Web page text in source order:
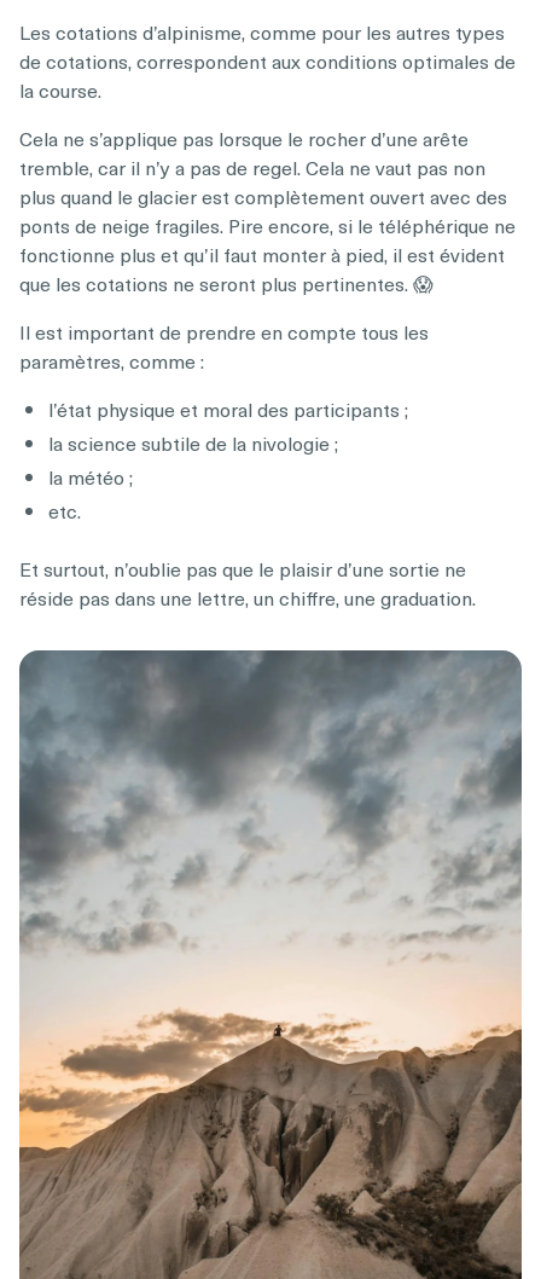
Les cotations d’alpinisme, comme pour les autres types
de cotations, correspondent aux conditions optimales de
la course.
Cela ne s’applique pas lorsque le rocher d’une arête
tremble, car il n’y a pas de regel. Cela ne vaut pas non
plus quand le glacier est complètement ouvert avec des
ponts de neige fragiles. Pire encore, si le téléphérique ne
fonctionne plus et qu’il faut monter à pied, il est évident
que les cotations ne seront plus pertinentes. 😱
Il est important de prendre en compte tous les
paramètres, comme :
l’état physique et moral des participants ;
la science subtile de la nivologie ;
la météo ;
etc.
Et surtout, n’oublie pas que le plaisir d’une sortie ne
réside pas dans une lettre, un chiffre, une graduation.